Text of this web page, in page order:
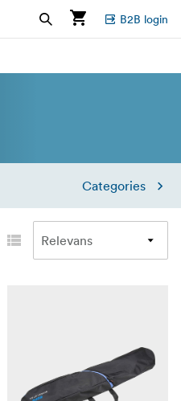
B2B login
Categories